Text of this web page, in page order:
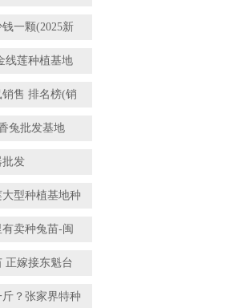
一颗(2025新
线莲种植基地
售 排名榜(销
兔批发基地
批发
型种植基地种
卖种兔苗-闽
正嫁接东魁台
？张家界特种